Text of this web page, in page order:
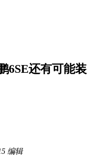
6SE还有可能装
编辑